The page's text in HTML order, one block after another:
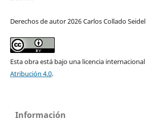
Derechos de autor 2026 Carlos Collado Seidel
Esta obra está bajo una licencia internacional
Atribución 4.0.
Información